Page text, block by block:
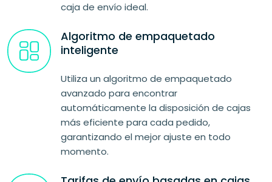
caja de envío ideal.
Algoritmo de empaquetado
inteligente
Utiliza un algoritmo de empaquetado
avanzado para encontrar
automáticamente la disposición de cajas
más eficiente para cada pedido,
garantizando el mejor ajuste en todo
momento.